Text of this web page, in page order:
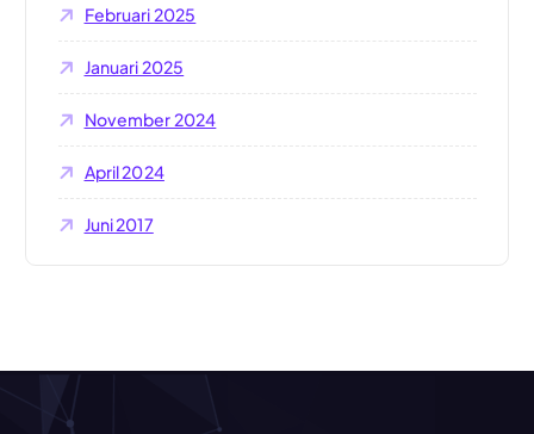
Februari 2025
Januari 2025
November 2024
April 2024
Juni 2017